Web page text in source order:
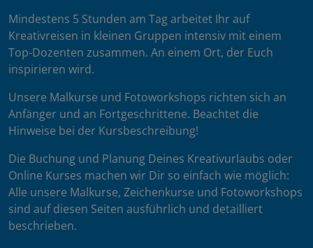
Mindestens 5 Stunden am Tag arbeitet Ihr auf
Kreativreisen in kleinen Gruppen intensiv mit einem
Top-Dozenten zusammen. An einem Ort, der Euch
inspirieren wird.
Unsere Malkurse und Fotoworkshops richten sich an
Anfänger und an Fortgeschrittene. Beachtet die
Hinweise bei der Kursbeschreibung!
Die Buchung und Planung Deines Kreativurlaubs oder
Online Kurses machen wir Dir so einfach wie möglich:
Alle unsere Malkurse, Zeichenkurse und Fotoworkshops
sind auf diesen Seiten ausführlich und detailliert
beschrieben.